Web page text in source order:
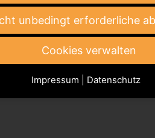
komplizierten Abläufe
u.a. verstärkt auf
unbedingt erforderliche
Cookies verwalten
Impressum Datenschutz